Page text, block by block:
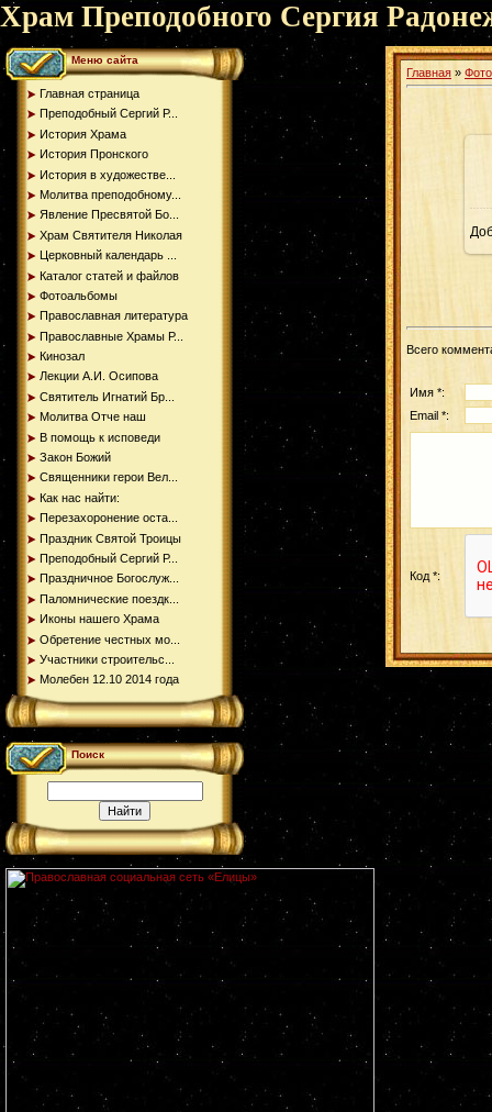
Храм Преподобного Сергия
Меню сайта
Главная страница
Преподобный Сергий Р...
История Храма
История Пронского
История в художестве...
Молитва преподобному...
Явление Пресвятой Бо...
Храм Святителя Николая
Церковный календарь ...
Каталог статей и файлов
Фотоальбомы
Православная литература
Православные Храмы Р...
Кинозал
Лекции А.И. Осипова
Святитель Игнатий Бр...
Молитва Отче наш
В помощь к исповеди
Закон Божий
Священники герои Вел...
Как нас найти:
Перезахоронение оста...
Праздник Святой Троицы
Преподобный Сергий Р...
Праздничное Богослуж...
Паломнические поездк...
Иконы нашего Храма
Обретение честных мо...
Участники строительс...
Молебен 12.10 2014 года
Поиск
Главная »
Всего
Имя *:
Email *:
Код *: